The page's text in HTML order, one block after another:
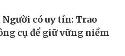
có uy tín: Trao
cụ để giữ vững niềm